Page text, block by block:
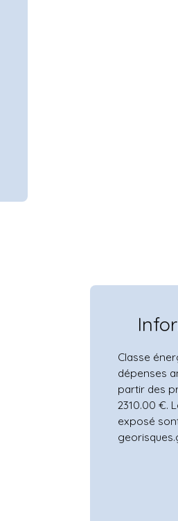
Classe
dépenses
partir des
2310.00 €.
exposé